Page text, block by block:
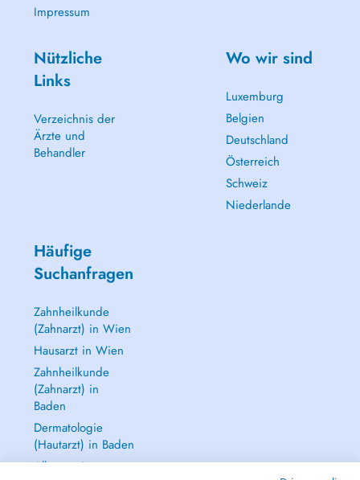
Impressum
Nützliche
Links
Verzeichnis der
Ärzte und
Behandler
Wo wir sind
Luxemburg
Belgien
Deutschland
Österreich
Schweiz
Niederlande
Häufige
Suchanfragen
Zahnheilkunde
(Zahnarzt) in Wien
Hausarzt in Wien
Zahnheilkunde
(Zahnarzt) in
Baden
Dermatologie
(Hautarzt) in Baden
Alle anzeigen →